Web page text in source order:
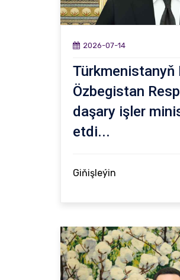
2026-07-14
Türkmenistanyň
Özbegistan
daşary işler
etdi...
Giňişleýin